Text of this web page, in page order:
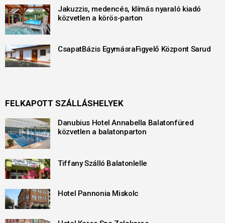
Jakuzzis, medencés, klímás nyaraló kiadó
közvetlen a körös-parton
CsapatBázis EgymásraFigyelő Központ Sarud
FELKAPOTT SZÁLLÁSHELYEK
Danubius Hotel Annabella Balatonfüred
közvetlen a balatonparton
Tiffany Szálló Balatonlelle
Hotel Pannonia Miskolc